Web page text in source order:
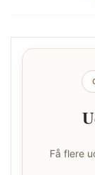
Få flere